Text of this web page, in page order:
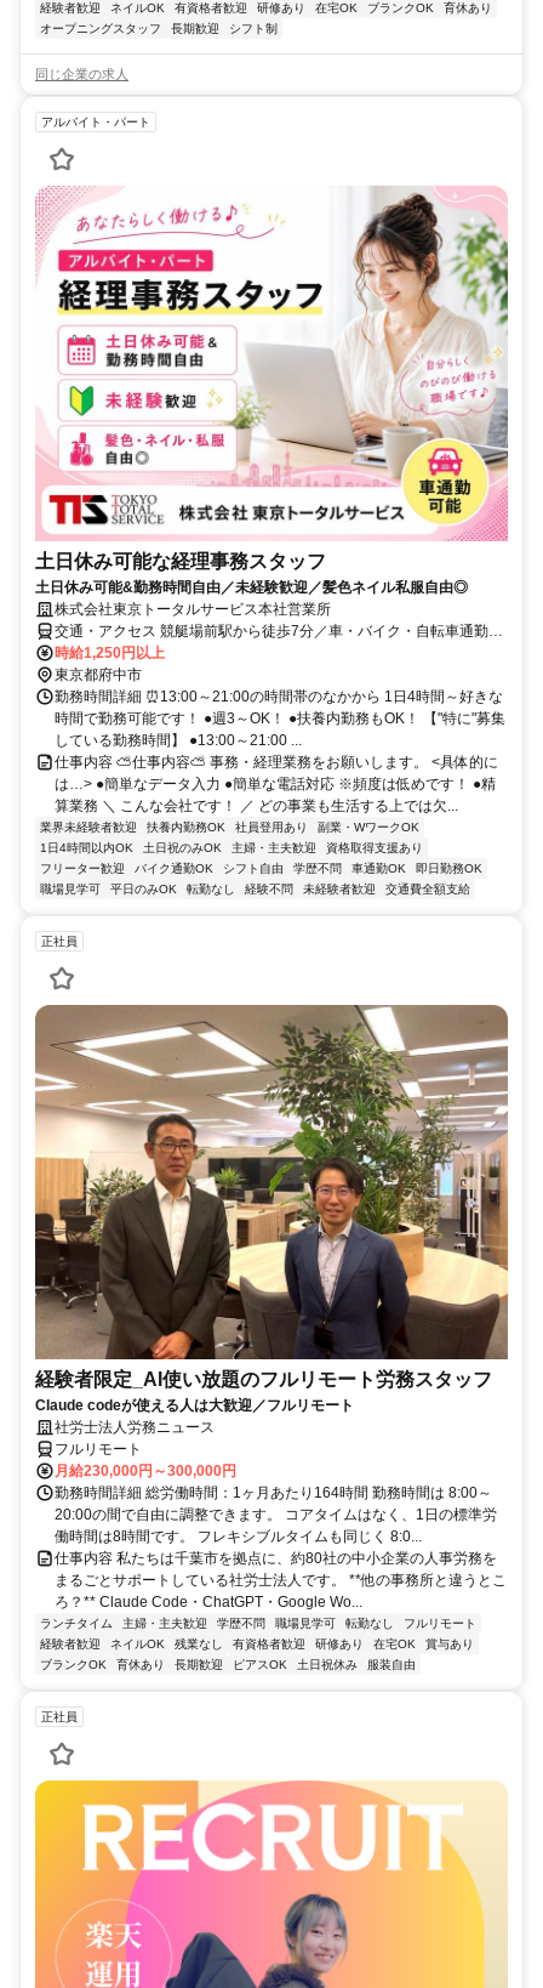
経験者歓迎
ネイルOK 有資格者歓迎 研修あり 在宅OK ブランクOK
育休あり
オープニングスタッフ
長期歓迎 シフト制
同じ企業の求人
アルバイト・パート
土日休み可能な経理事務スタッフ
土日休み可能&勤務時間自由／未経験歓迎／髪色ネイル私服自由◎
株式会社東京トータルサービス本社営業所
交通・アクセス 競艇場前駅から徒歩7分／車・バイク・自転車通勤可
能！
時給1,250円以上
東京都府中市
勤務時間詳細 ⏰13:00～21:00の時間帯のなかから 1日4時間～好きな
時間で勤務可能です！ ●週3～OK！ ●扶養内勤務もOK！ 【"特に"募集
している勤務時間】 ●13:00～21:00 ...
仕事内容 ⛅仕事内容⛅ 事務・経理業務をお願いします。 <具体的に
は…> ●簡単なデータ入力 ●簡単な電話対応 ※頻度は低めです！ ●精
算業務 ＼ こんな会社です！ ／ どの事業も生活する上では欠...
業界未経験者歓迎 扶養内勤務OK 社員登用あり
副業・WワークOK
1日4時間以内OK
土日祝のみOK 主婦・主夫歓迎
資格取得支援あり
フリーター歓迎
バイク通勤OK シフト自由 学歴不問 車通勤OK
即日勤務OK
職場見学可
平日のみOK 転勤なし 経験不問 未経験者歓迎 交通費全額支給
正社員
経験者限定_AI使い放題のフルリモート労務スタッフ
Claude codeが使える人は大歓迎／フルリモート
社労士法人労務ニュース
フルリモート
月給230,000円～300,000円
勤務時間詳細 総労働時間：1ヶ月あたり164時間 勤務時間は 8:00～
20:00の間で自由に調整できます。 コアタイムはなく、1日の標準労
働時間は8時間です。 フレキシブルタイムも同じく 8:0...
仕事内容 私たちは千葉市を拠点に、約80社の中小企業の人事労務を
まるごとサポートしている社労士法人です。 **他の事務所と違うとこ
ろ？** Claude Code・ChatGPT・Google Wo...
ランチタイム 主婦・主夫歓迎 学歴不問 職場見学可 転勤なし
フルリモート
経験者歓迎
ネイルOK 残業なし 有資格者歓迎 研修あり 在宅OK
賞与あり
ブランクOK
育休あり 長期歓迎 ピアスOK 土日祝休み 服装自由
正社員